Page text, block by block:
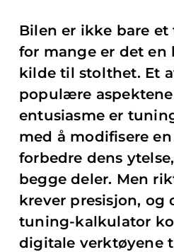
Bilen er ikke bare
for mange er det en
kilde til stolthet. Et
populære
entusiasme er
med å modifisere
forbedre dens
begge deler. Men
krever presisjon, og
tuning-kalkulator
digitale verktøyene